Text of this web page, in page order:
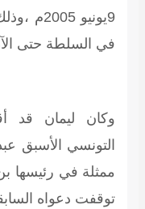
9يونيو
في السلطة حتى
وكان ليمان قد
التونسي الأسبق